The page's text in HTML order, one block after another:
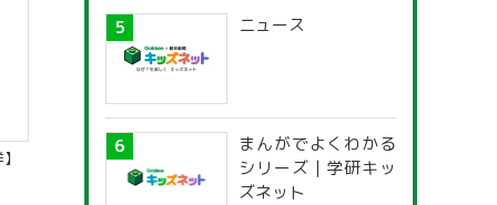
ニュース
まんがでよくわかる
シリーズ | 学研キッ
ズネット